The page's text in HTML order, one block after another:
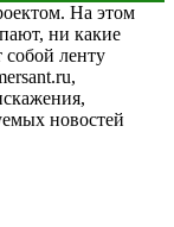
На этом
ни какие
собой ленту
новостей